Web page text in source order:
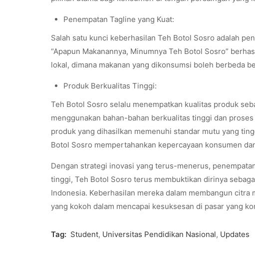
Penempatan Tagline yang Kuat:
Salah satu kunci keberhasilan Teh Botol Sosro adalah
“Apapun Makanannya, Minumnya Teh Botol Sosro”
lokal, dimana makanan yang dikonsumsi boleh berbeda
Produk Berkualitas Tinggi:
Teh Botol Sosro selalu menempatkan kualitas produk
menggunakan bahan-bahan berkualitas tinggi dan
produk yang dihasilkan memenuhi standar mutu yang
Botol Sosro mempertahankan kepercayaan konsumen
Dengan strategi inovasi yang terus-menerus,
tinggi, Teh Botol Sosro terus membuktikan dirinya
Indonesia. Keberhasilan mereka dalam membangun
yang kokoh dalam mencapai kesuksesan di pasar yang
Tag: Student, Universitas Pendidikan Nasional, Updates